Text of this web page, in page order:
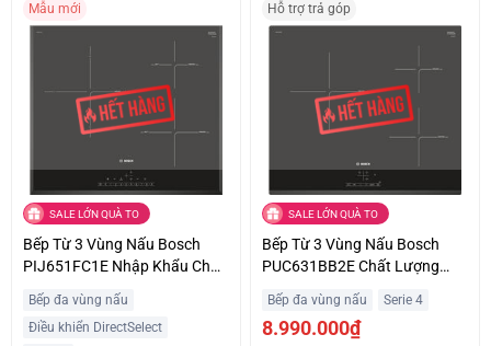
Mẫu mới
SALE LỚN QUÀ TO
Bếp Từ 3 Vùng Nấu Bosch
PIJ651FC1E Nhập Khẩu Châu
Bếp đa vùng nấu
Điều khiển DirectSelect
Hỗ trợ trả góp
SALE LỚN QUÀ TO
Bếp Từ 3 Vùng Nấu Bosch
PUC631BB2E Chất Lượng
Bếp đa vùng nấu Serie 4
8.990.000₫